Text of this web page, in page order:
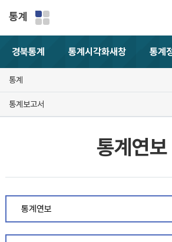
통계
경북통계 통계시각화새창 통계
통계
통계보고서
통계연보
통계연보